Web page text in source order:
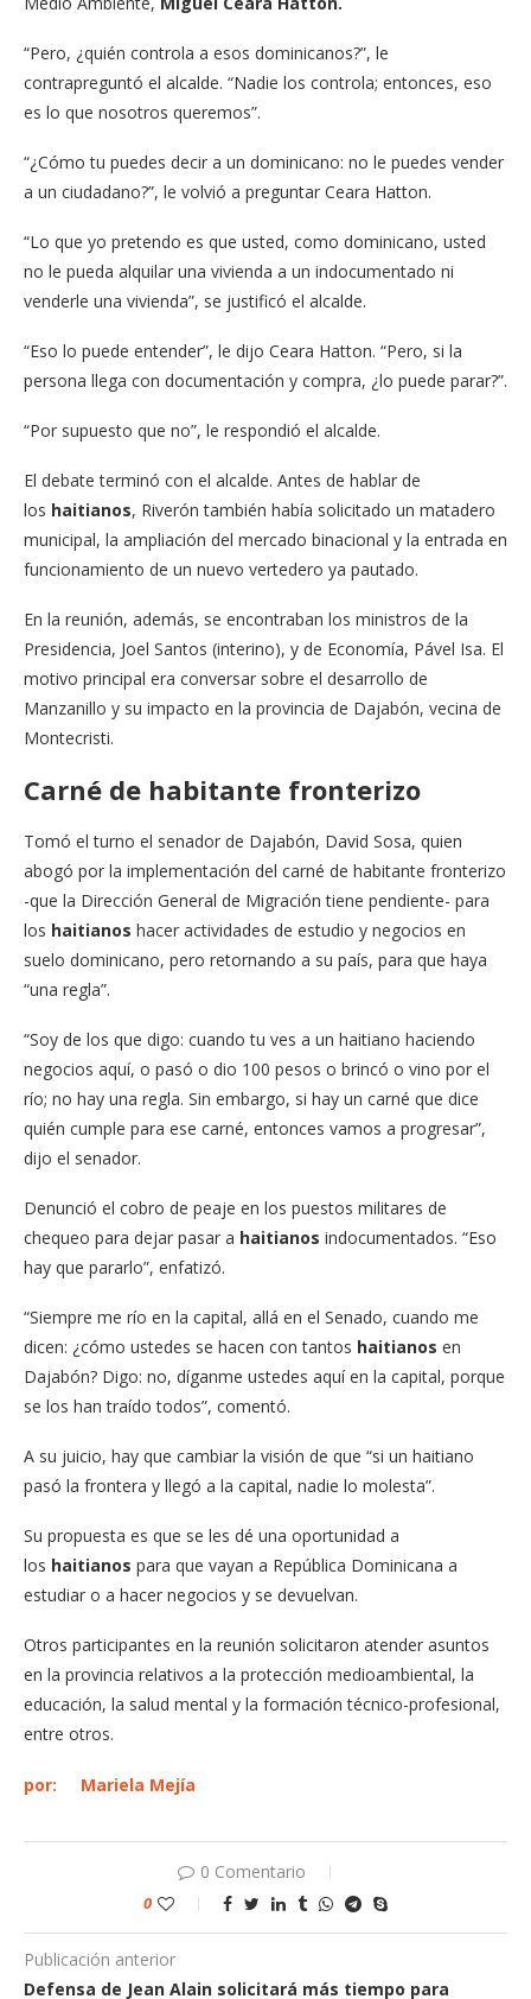
“Pero, ¿quién controla a esos dominicanos?”, le
contrapreguntó el alcalde. “Nadie los controla; entonces, eso
es lo que nosotros queremos”.
“¿Cómo tu puedes decir a un dominicano: no le puedes vender
a un ciudadano?”, le volvió a preguntar Ceara Hatton.
“Lo que yo pretendo es que usted, como dominicano, usted
no le pueda alquilar una vivienda a un indocumentado ni
venderle una vivienda”, se justificó el alcalde.
“Eso lo puede entender”, le dijo Ceara Hatton. “Pero, si la
persona llega con documentación y compra, ¿lo puede parar?”.
“Por supuesto que no”, le respondió el alcalde.
El debate terminó con el alcalde. Antes de hablar de
los haitianos, Riverón también había solicitado un matadero
municipal, la ampliación del mercado binacional y la entrada en
funcionamiento de un nuevo vertedero ya pautado.
En la reunión, además, se encontraban los ministros de la
Presidencia, Joel Santos (interino), y de Economía, Pável Isa. El
motivo principal era conversar sobre el desarrollo de
Manzanillo y su impacto en la provincia de Dajabón, vecina de
Montecristi.
Carné de habitante fronterizo
Tomó el turno el senador de Dajabón, David Sosa, quien
abogó por la implementación del carné de habitante fronterizo
-que la Dirección General de Migración tiene pendiente- para
los haitianos hacer actividades de estudio y negocios en
suelo dominicano, pero retornando a su país, para que haya
“una regla”.
“Soy de los que digo: cuando tu ves a un haitiano haciendo
negocios aquí, o pasó o dio 100 pesos o brincó o vino por el
río; no hay una regla. Sin embargo, si hay un carné que dice
quién cumple para ese carné, entonces vamos a progresar”,
dijo el senador.
Denunció el cobro de peaje en los puestos militares de
chequeo para dejar pasar a haitianos indocumentados. “Eso
hay que pararlo”, enfatizó.
“Siempre me río en la capital, allá en el Senado, cuando me
dicen: ¿cómo ustedes se hacen con tantos haitianos en
Dajabón? Digo: no, díganme ustedes aquí en la capital, porque
se los han traído todos”, comentó.
A su juicio, hay que cambiar la visión de que “si un haitiano
pasó la frontera y llegó a la capital, nadie lo molesta”.
Su propuesta es que se les dé una oportunidad a
los haitianos para que vayan a República Dominicana a
estudiar o a hacer negocios y se devuelvan.
Otros participantes en la reunión solicitaron atender asuntos
en la provincia relativos a la protección medioambiental, la
educación, la salud mental y la formación técnico-profesional,
entre otros.
por: Mariela Mejía
0 Comentario
0
Publicación anterior
Defensa de Jean Alain solicitará más tiempo para